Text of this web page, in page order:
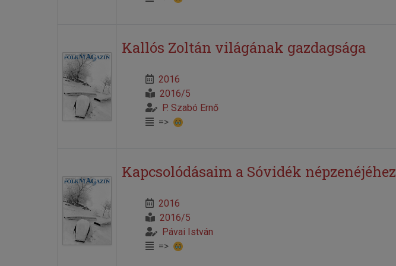
Kallós Zoltán világának gazdagsága
2016
2016/5
P. Szabó Ernő
=>
Kapcsolódásaim a Sóvidék népzenéjéhez
2016
2016/5
Pávai István
=>